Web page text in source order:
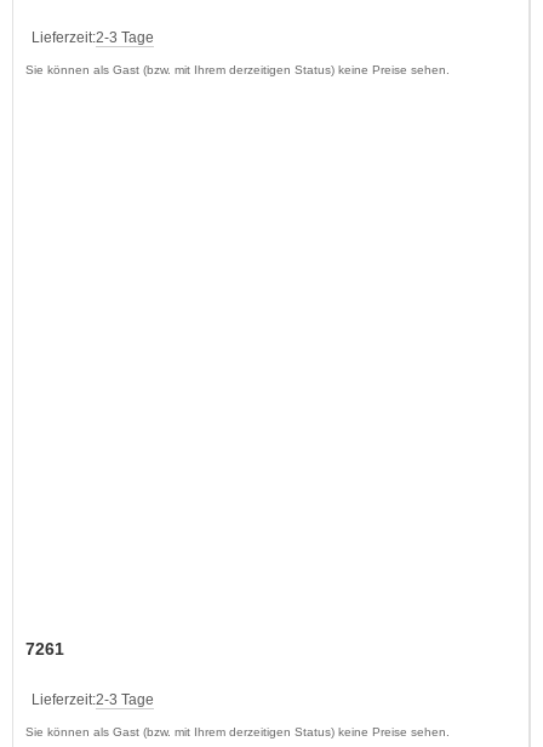
Lieferzeit:2-3 Tage
Sie können als Gast (bzw. mit Ihrem derzeitigen Status) keine Preise sehen.
7261
Lieferzeit:2-3 Tage
Sie können als Gast (bzw. mit Ihrem derzeitigen Status) keine Preise sehen.